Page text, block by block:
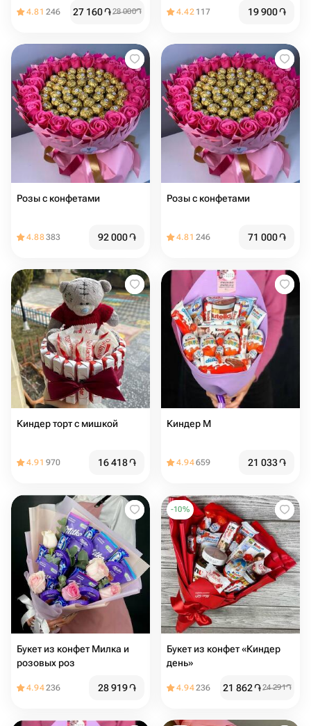
4.81 246 27 160֏28 000֏ 4.42 117 19 900֏
Розы с конфетами
4.88383 92 000֏
Розы с конфетами
4.81 246 71 000֏
Киндер торт с мишкой
4.91 970 16 418֏
Киндер М
4.94659 21 033֏
Букет из конфет Милка и
розовых роз
4.94236 28 919֏
-10%
Букет из конфет «Киндер
день»
4.94236 21 862֏24 291֏